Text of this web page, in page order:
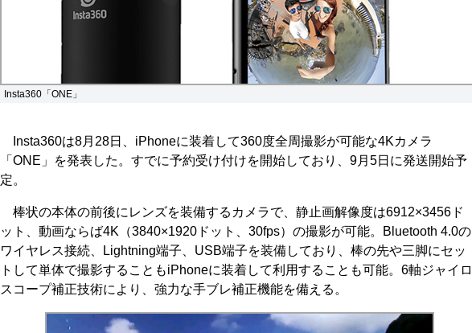
Insta360「ONE」
Insta360は8月28日、iPhoneに装着して360度全周撮影が可能な4Kカメラ
「ONE」を発表した。すでに予約受け付けを開始しており、9月5日に発送開始予
定。
棒状の本体の前後にレンズを装備するカメラで、静止画解像度は6912×3456ド
ット、動画ならば4K（3840×1920ドット、30fps）の撮影が可能。Bluetooth 4.0の
ワイヤレス接続、Lightning端子、USB端子を装備しており、棒の先や三脚にセッ
トして単体で撮影することもiPhoneに装着して利用することも可能。6軸ジャイロ
スコープ補正技術により、強力な手ブレ補正機能を備える。